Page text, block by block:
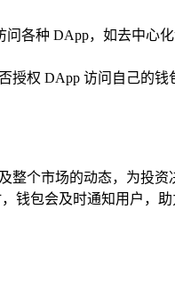
各种 DApp，如去中心
授权 DApp 访问自己的
整个市场的动态，为投资
钱包会及时通知用户，助